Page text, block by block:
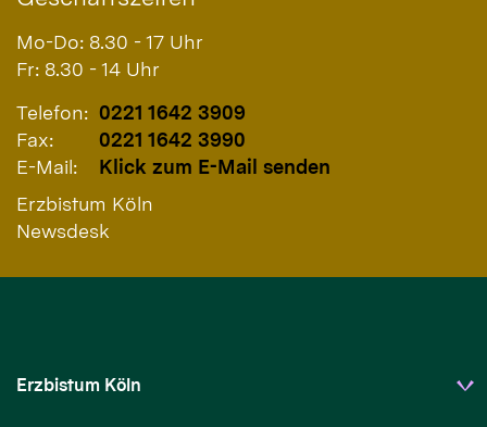
Mo-Do: 8.30 - 17 Uhr
Fr: 8.30 - 14 Uhr
Telefon: 0221 1642 3909
Fax:
0221 1642 3990
E-Mail:
Klick zum E-Mail senden
Erzbistum Köln
Newsdesk
Erzbistum Köln